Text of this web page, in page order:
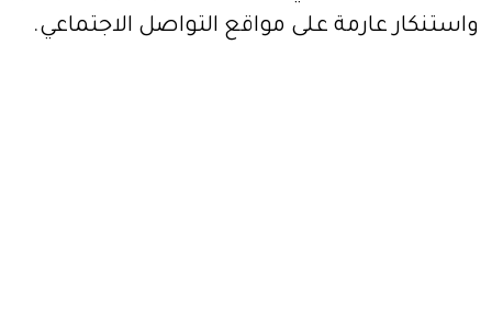
واستنكار عارمة على مواقع التواصل الاجتماعي.